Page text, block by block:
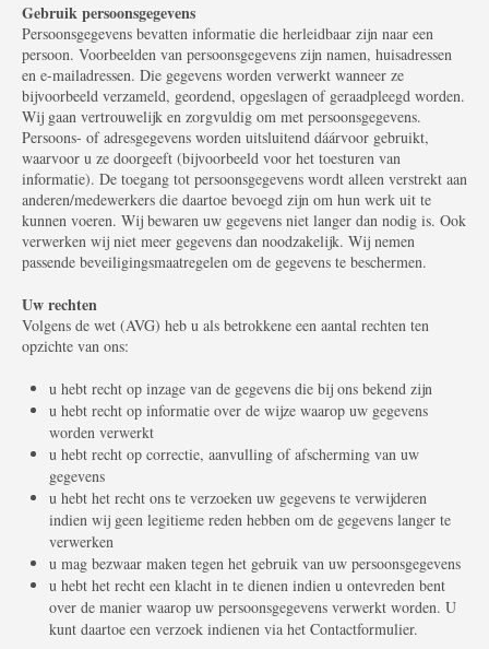
Gebruik persoonsgegevens
Persoonsgegevens bevatten informatie die herleidbaar zijn naar een
persoon. Voorbeelden van persoonsgegevens zijn namen, huisadressen
en e-mailadressen. Die gegevens worden verwerkt wanneer ze
bijvoorbeeld verzameld, geordend, opgeslagen of geraadpleegd worden.
Wij gaan vertrouwelijk en zorgvuldig om met persoonsgegevens.
Persoons- of adresgegevens worden uitsluitend dáárvoor gebruikt,
waarvoor u ze doorgeeft (bijvoorbeeld voor het toesturen van
informatie). De toegang tot persoonsgegevens wordt alleen verstrekt aan
anderen/medewerkers die daartoe bevoegd zijn om hun werk uit te
kunnen voeren. Wij bewaren uw gegevens niet langer dan nodig is. Ook
verwerken wij niet meer gegevens dan noodzakelijk. Wij nemen
passende beveiligingsmaatregelen om de gegevens te beschermen.
Uw rechten
Volgens de wet (AVG) heb u als betrokkene een aantal rechten ten
opzichte van ons:
u hebt recht op inzage van de gegevens die bij ons bekend zijn
u hebt recht op informatie over de wijze waarop uw gegevens
worden verwerkt
u hebt recht op correctie, aanvulling of afscherming van uw
gegevens
u hebt het recht ons te verzoeken uw gegevens te verwijderen
indien wij geen legitieme reden hebben om de gegevens langer te
verwerken
u mag bezwaar maken tegen het gebruik van uw persoonsgegevens
u hebt het recht een klacht in te dienen indien u ontevreden bent
over de manier waarop uw persoonsgegevens verwerkt worden. U
kunt daartoe een verzoek indienen via het Contactformulier.